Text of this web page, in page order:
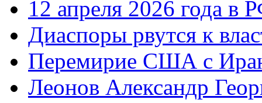
12 апреля 2026 года в
Диаспоры рвутся к
Перемирие США с
Леонов Александр